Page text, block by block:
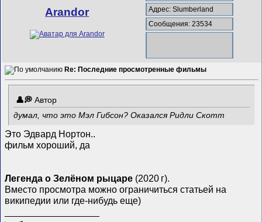
Arandor
Адрес: Slumberland
Сообщения: 23534
Re: Последние просмотренные фильмы
Автор
думал, что это Мэл Гибсон? Оказался Ридли Скотт
Это Эдвард Нортон..
фильм хороший, да
Легенда о Зелёном рыцаре (2020 г).
Вместо просмотра можно ограничиться статьей на
википедии или где-нибудь еще)